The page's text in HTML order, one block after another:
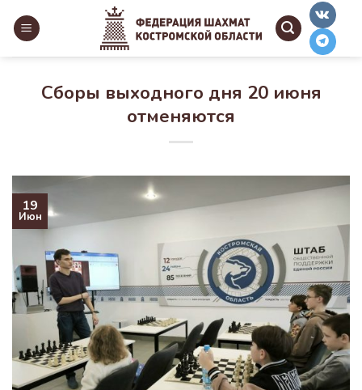
Сборы выходного дня 20 июня
отменяются
19
Июн